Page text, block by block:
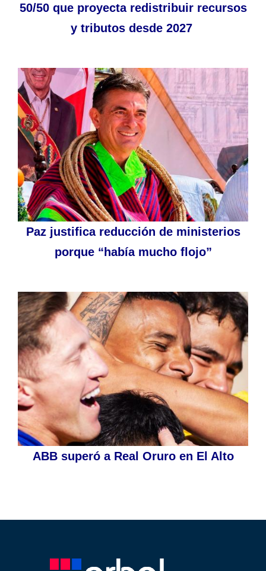
50/50 que proyecta redistribuir recursos
y tributos desde 2027
Paz justifica reducción de ministerios
porque “había mucho flojo”
ABB superó a Real Oruro en El Alto